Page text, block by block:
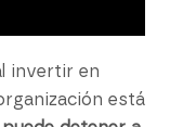
invertir en
está